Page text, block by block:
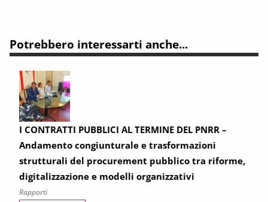
Potrebbero interessarti anche...
I CONTRATTI PUBBLICI AL TERMINE DEL PNRR –
Andamento congiunturale e trasformazioni
strutturali del procurement pubblico tra riforme,
digitalizzazione e modelli organizzativi
Rapporti